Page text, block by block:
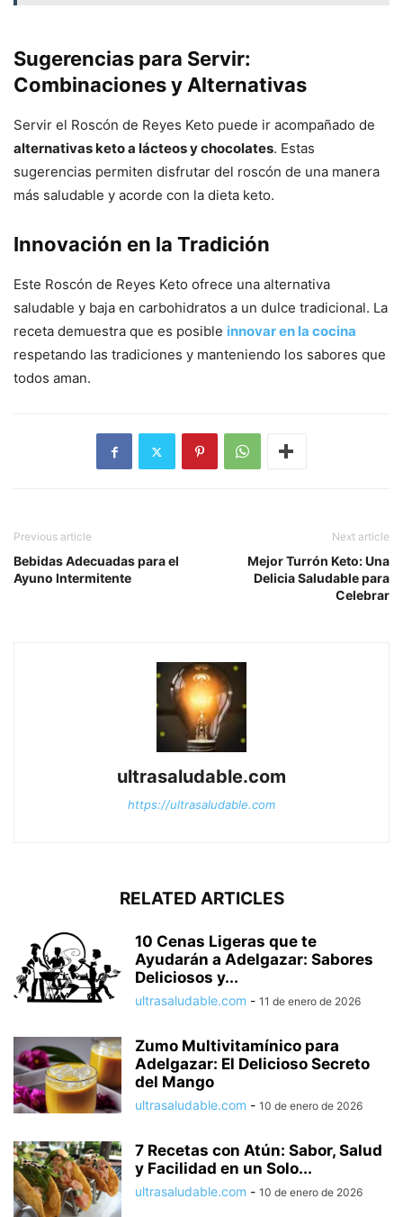
Sugerencias para Servir:
Combinaciones y Alternativas
Servir el Roscón de Reyes Keto puede ir acompañado de
alternativas keto a lácteos y chocolates. Estas
sugerencias permiten disfrutar del roscón de una manera
más saludable y acorde con la dieta keto.
Innovación en la Tradición
Este Roscón de Reyes Keto ofrece una alternativa
saludable y baja en carbohidratos a un dulce tradicional. La
receta demuestra que es posible innovar en la cocina
respetando las tradiciones y manteniendo los sabores que
todos aman.
Previous article
Bebidas Adecuadas para el
Ayuno Intermitente
Next article
Mejor Turrón Keto: Una
Delicia Saludable para
Celebrar
ultrasaludable.com
https://ultrasaludable.com
RELATED ARTICLES
10 Cenas Ligeras que te
Ayudarán a Adelgazar: Sabores
Deliciosos y...
ultrasaludable.com - 11 de enero de 2026
Zumo Multivitamínico para
Adelgazar: El Delicioso Secreto
del Mango
ultrasaludable.com - 10 de enero de 2026
7 Recetas con Atún: Sabor, Salud
y Facilidad en un Solo...
ultrasaludable.com - 10 de enero de 2026